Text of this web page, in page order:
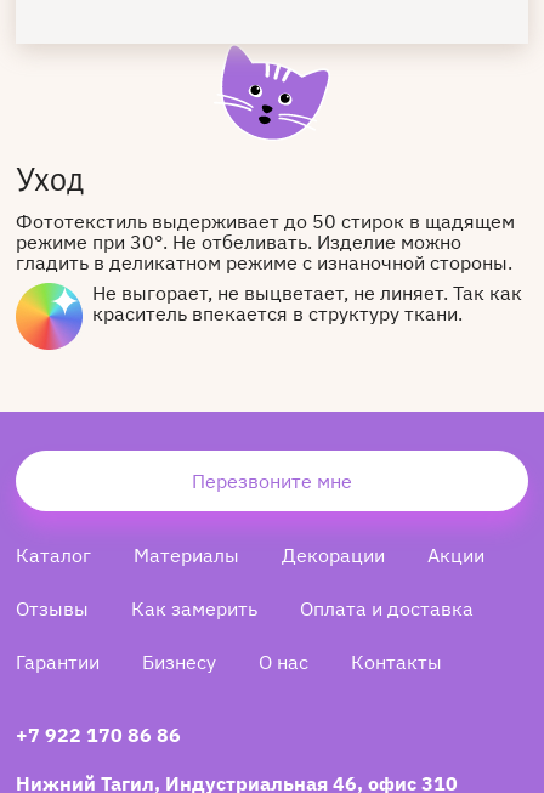
Уход
Фототекстиль выдерживает до 50 стирок в щадящем
режиме при 30°. Не отбеливать. Изделие можно
гладить в деликатном режиме с изнаночной стороны.
Не выгорает, не выцветает, не линяет. Так как
краситель впекается в структуру ткани.
Перезвоните мне
Каталог Материалы Декорации Акции
Отзывы Как замерить Оплата и доставка
Гарантии Бизнесу О нас Контакты
+7 922 170 86 86
Нижний Тагил, Индустриальная 46, офис 310